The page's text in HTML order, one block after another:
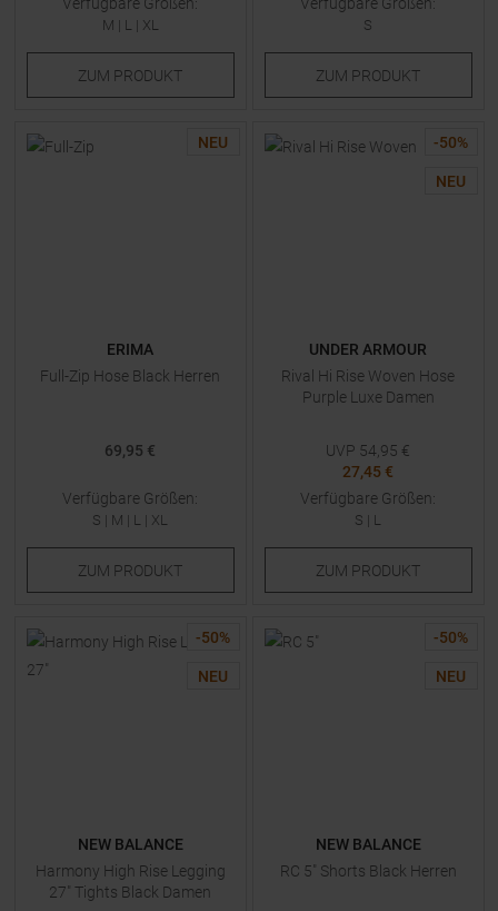
M | L | XL
ZUM PRODUKT
S
ZUM PRODUKT
NEU
ERIMA
Full-Zip Hose Black Herren
69,95 €
Verfügbare Größen:
S | M | L | XL
ZUM PRODUKT
-50%
NEU
UNDER ARMOUR
Rival Hi Rise Woven Hose
Purple Luxe Damen
UVP 54,95 €
27,45 €
Verfügbare Größen:
S | L
ZUM PRODUKT
-50%
NEU
NEW BALANCE
Harmony High Rise Legging
27" Tights Black Damen
-50%
NEU
NEW BALANCE
RC 5" Shorts Black Herren